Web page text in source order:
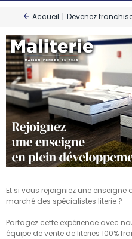
Accueil | Devenez
Et si vous rejoigniez une
marché des spécialistes literie ?
Partagez cette expérience avec
équipe de vente de literies 100%